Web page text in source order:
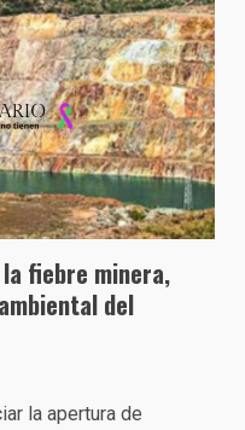
fiebre minera,
del
la apertura de